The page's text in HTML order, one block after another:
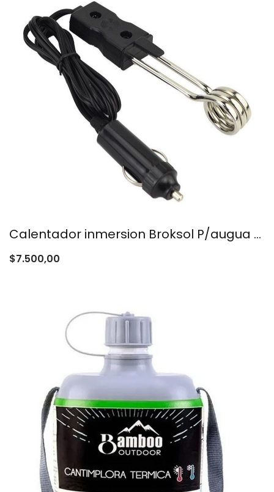
Calentador inmersion Broksol P/augua 12v
$7.500,00